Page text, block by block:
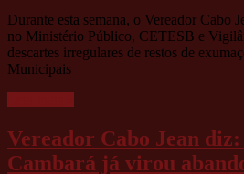
Durante esta semana, o Vereador Cabo
no Ministério Público, CETESB e
descartes irregulares de restos de
Municipais
Vereador Cabo Jean
Cambará já virou